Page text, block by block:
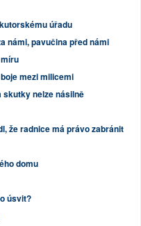
úřadu
námi, pavučina před námi
mezi milicemi
skutky nelze násilně
že radnice má právo zabránit
domu
úsvit?